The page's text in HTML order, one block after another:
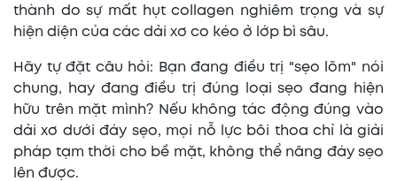
thành do sự mất hụt collagen nghiêm trọng và sự
hiện diện của các dải xơ co kéo ở lớp bì sâu.
Hãy tự đặt câu hỏi: Bạn đang điều trị "sẹo lõm" nói
chung, hay đang điều trị đúng loại sẹo đang hiện
hữu trên mặt mình? Nếu không tác động đúng vào
dải xơ dưới đáy sẹo, mọi nỗ lực bôi thoa chỉ là giải
pháp tạm thời cho bề mặt, không thể nâng đáy sẹo
lên được.